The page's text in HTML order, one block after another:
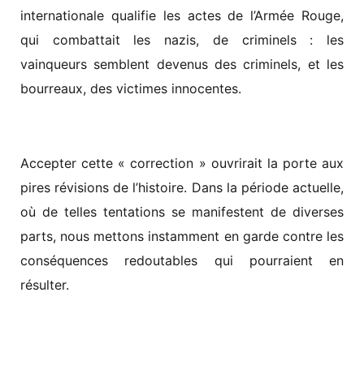
internationale qualifie les actes de l’Armée Rouge,
qui combattait les nazis, de criminels : les
vainqueurs semblent devenus des criminels, et les
bourreaux, des victimes innocentes.
Accepter cette « correction » ouvrirait la porte aux
pires révisions de l’histoire. Dans la période actuelle,
où de telles tentations se manifestent de diverses
parts, nous mettons instamment en garde contre les
conséquences redoutables qui pourraient en
résulter.